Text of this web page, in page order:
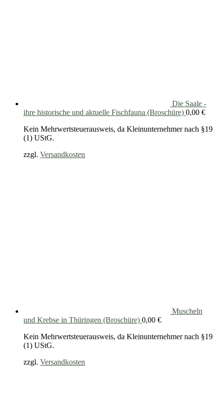
Die Saale -
ihre historische und aktuelle Fischfauna (Broschüre) 0,00 €
Kein Mehrwertsteuerausweis, da Kleinunternehmer nach §19
(1) UStG.
zzgl. Versandkosten
Muscheln
und Krebse in Thüringen (Broschüre) 0,00 €
Kein Mehrwertsteuerausweis, da Kleinunternehmer nach §19
(1) UStG.
zzgl. Versandkosten